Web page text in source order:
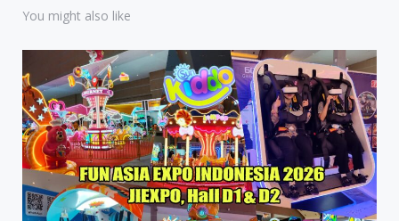
You might also like